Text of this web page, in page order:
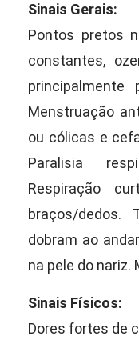
Sinais Gerais:
Pontos pretos
constantes,
principalmente
Menstruação
ou cólicas e
Paralisia
Respiração
braços/dedos.
dobram ao
na pele do nariz.
Sinais Físicos:
Dores fortes de